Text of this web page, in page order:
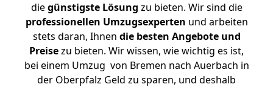
diegünstigste Lösung zu bieten. Wir sind die
professionellen Umzugsexperten und arbeiten
stets daran, Ihnen die besten Angebote und
Preisezu bieten. Wir wissen, wie wichtig es ist,
bei einem Umzug von Bremen nach Auerbach in
der Oberpfalz Geld zu sparen, und deshalb